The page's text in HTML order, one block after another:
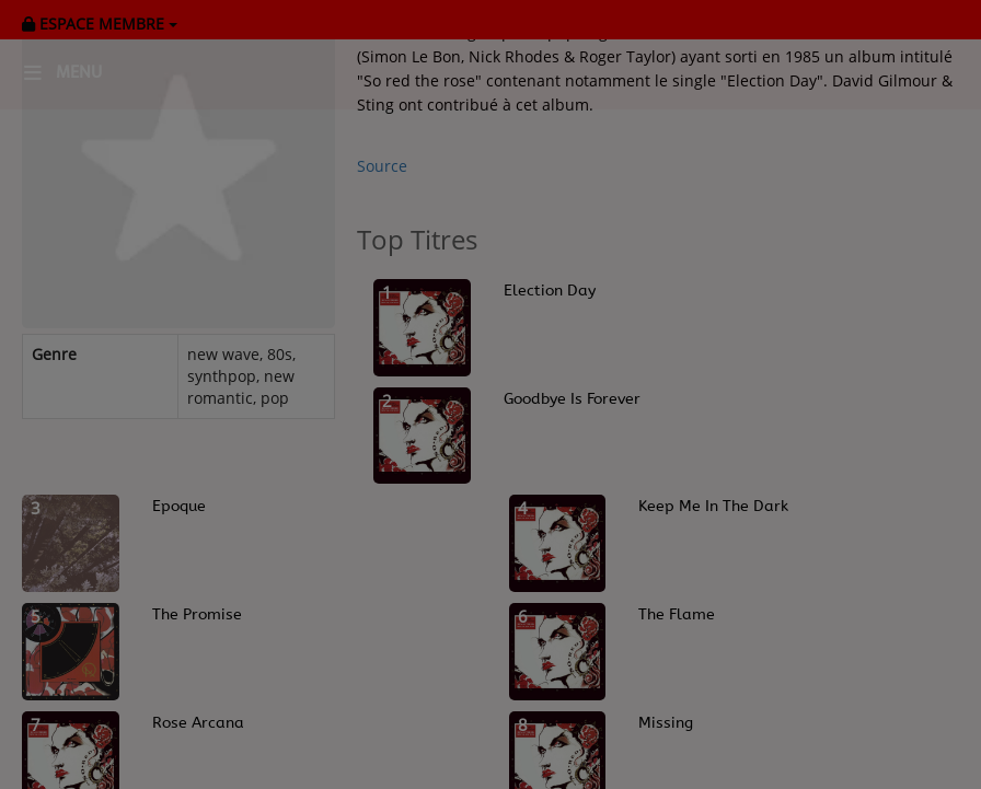
ESPACE MEMBRE
Contact
Contact
Régie Publicitaire
Fréquences
Genre
new wave, 80s,
synthpop, new
romantic, pop
(Simon Le Bon, Nick Rhodes & Roger Taylor) ayant sorti en 1985 un album intitulé
"So red the rose" contenant notamment le single "Election Day". David Gilmour &
Sting ont contribué à cet album.
Source
Top Titres
1 Election Day
2 Goodbye Is Forever
3 Epoque 4 Keep Me In The Dark
5 The Promise 6 The Flame
7 Rose Arcana 8 Missing